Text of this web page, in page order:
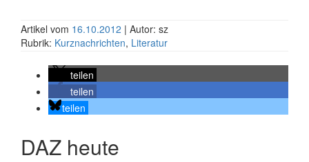
Artikel vom 16.10.2012 | Autor: sz
Rubrik: Kurznachrichten, Literatur
teilen
teilen
teilen
DAZ heute